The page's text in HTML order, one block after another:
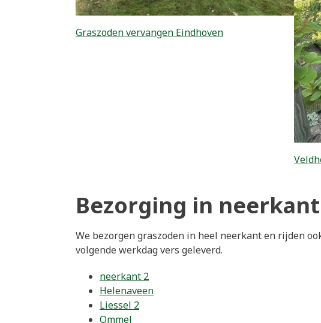
Graszoden vervangen Eindhoven
Bezorging in neerkant
We bezorgen graszoden in heel neerkant en rijden
volgende werkdag vers geleverd.
neerkant 2
Helenaveen
Liessel 2
Ommel